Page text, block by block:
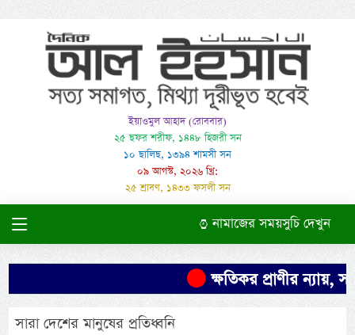
ইয়াওমুল আহাদ (রোববার)
২৫ ছফর শরীফ, ১৪৪৮ হিজরী সন
১০ ছালিছ, ১৩৯৪ শামসী সন
০৯ আগস্ট, ২০২৬ খ্রি:
২৫ শ্রাবণ, ১৪৩৩ ফসলী সন
নামাজের সময়সুচি দেখুন
ক্ষতিকর প্রাণীর ন্যায়,
সারা দেশের মানুষের প্রতিধ্বনি